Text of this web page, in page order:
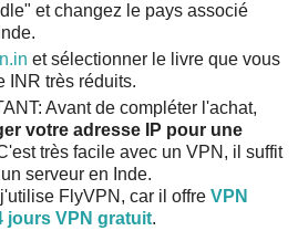
et changez le pays associé
et sélectionner le livre que vous
INR très réduits.
Avant de compléter l'achat,
votre adresse IP pour une
très facile avec un VPN, il suffit
serveur en Inde.
FlyVPN, car il offre VPN
jours VPN gratuit.